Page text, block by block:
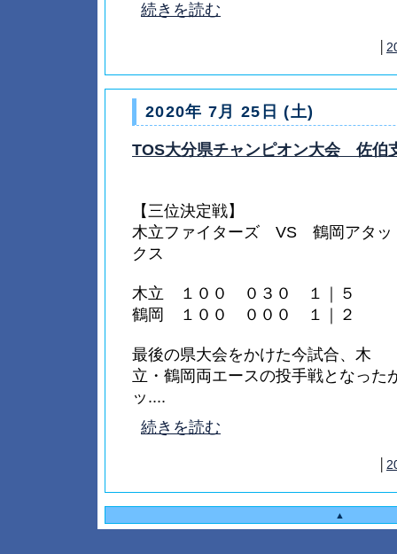
続きを読む
2020年 7月 25日 (土)
TOS大分県チャンピオン大会 佐
【三位決定戦】
木立ファイターズ VS 鶴岡アタッ
クス
木立 １００ ０３０ １｜５
鶴岡 １００ ０００ １｜２
最後の県大会をかけた今試合、木
立・鶴岡両エースの投手戦となった
ッ....
続きを読む
▲